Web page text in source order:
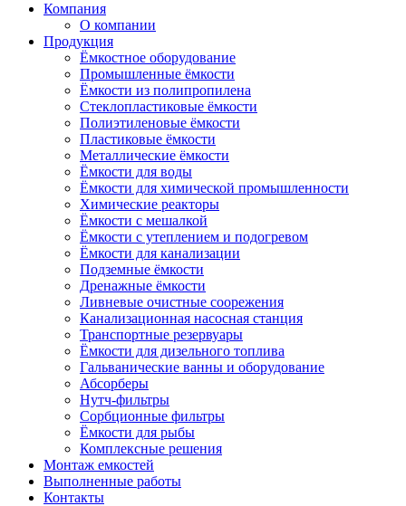
Компания
О компании
Продукция
Ёмкостное оборудование
Промышленные ёмкости
Ёмкости из полипропилена
Стеклопластиковые ёмкости
Полиэтиленовые ёмкости
Пластиковые ёмкости
Металлические ёмкости
Ёмкости для воды
Ёмкости для химической промышленности
Химические реакторы
Ёмкости с мешалкой
Ёмкости с утеплением и подогревом
Ёмкости для канализации
Подземные ёмкости
Дренажные ёмкости
Ливневые очистные соорежения
Канализационная насосная станция
Транспортные резервуары
Ёмкости для дизельного топлива
Гальванические ванны и оборудование
Абсорберы
Нутч-фильтры
Сорбционные фильтры
Ёмкости для рыбы
Комплексные решения
Монтаж емкостей
Выполненные работы
Контакты